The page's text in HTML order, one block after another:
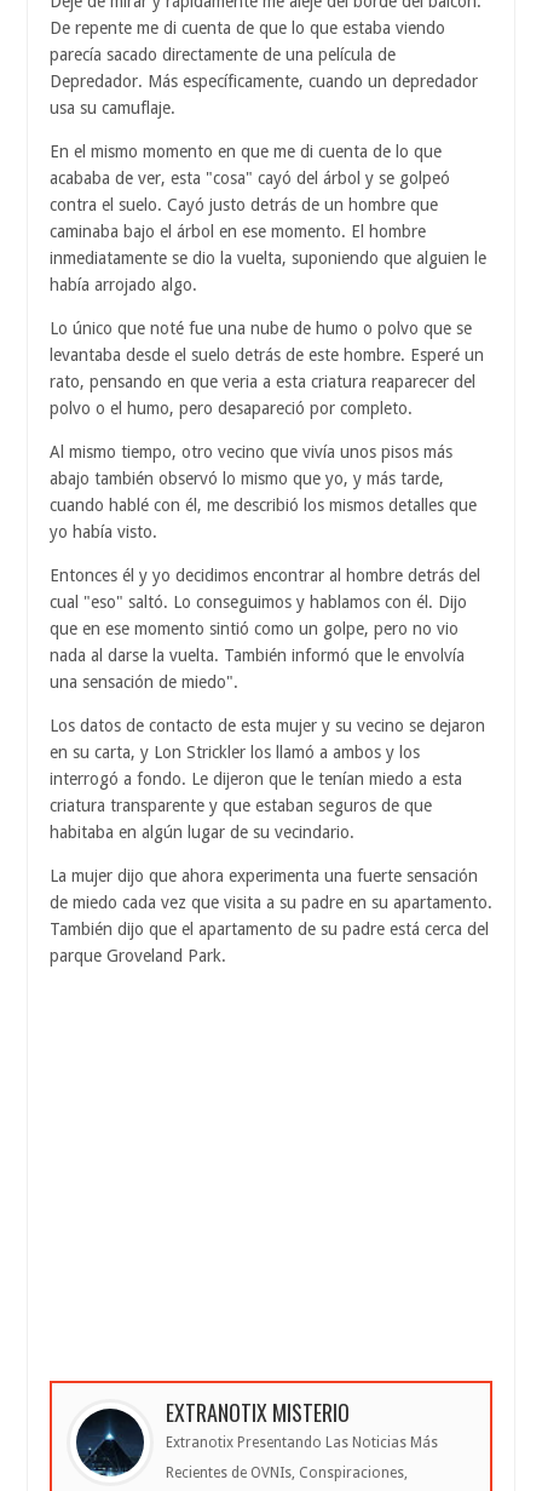
De repente me di cuenta de que lo que estaba viendo
parecía sacado directamente de una película de
Depredador. Más específicamente, cuando un depredador
usa su camuflaje.
En el mismo momento en que me di cuenta de lo que
acababa de ver, esta "cosa" cayó del árbol y se golpeó
contra el suelo. Cayó justo detrás de un hombre que
caminaba bajo el árbol en ese momento. El hombre
inmediatamente se dio la vuelta, suponiendo que alguien le
había arrojado algo.
Lo único que noté fue una nube de humo o polvo que se
levantaba desde el suelo detrás de este hombre. Esperé un
rato, pensando en que veria a esta criatura reaparecer del
polvo o el humo, pero desapareció por completo.
Al mismo tiempo, otro vecino que vivía unos pisos más
abajo también observó lo mismo que yo, y más tarde,
cuando hablé con él, me describió los mismos detalles que
yo había visto.
Entonces él y yo decidimos encontrar al hombre detrás del
cual "eso" saltó. Lo conseguimos y hablamos con él. Dijo
que en ese momento sintió como un golpe, pero no vio
nada al darse la vuelta. También informó que le envolvía
una sensación de miedo".
Los datos de contacto de esta mujer y su vecino se dejaron
en su carta, y Lon Strickler los llamó a ambos y los
interrogó a fondo. Le dijeron que le tenían miedo a esta
criatura transparente y que estaban seguros de que
habitaba en algún lugar de su vecindario.
La mujer dijo que ahora experimenta una fuerte sensación
de miedo cada vez que visita a su padre en su apartamento.
También dijo que el apartamento de su padre está cerca del
parque Groveland Park.
EXTRANOTIX MISTERIO
Extranotix Presentando Las Noticias Más
Recientes de OVNIs, Conspiraciones,